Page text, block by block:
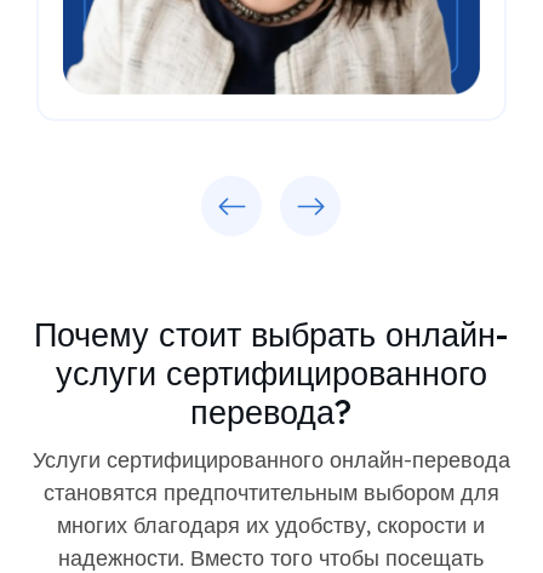
Почему стоит выбрать онлайн-
услуги сертифицированного
перевода?
Услуги сертифицированного онлайн-перевода
становятся предпочтительным выбором для
многих благодаря их удобству, скорости и
надежности. Вместо того чтобы посещать